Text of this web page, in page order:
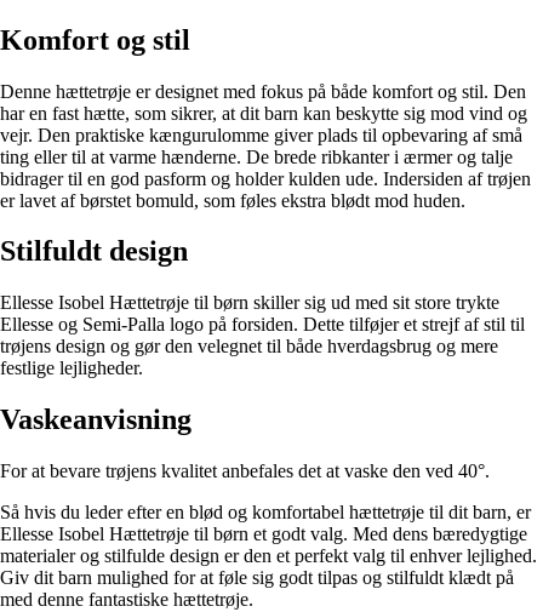
Komfort og stil
Denne hættetrøje er designet med fokus på både komfort og stil. Den
har en fast hætte, som sikrer, at dit barn kan beskytte sig mod vind og
vejr. Den praktiske kængurulomme giver plads til opbevaring af små
ting eller til at varme hænderne. De brede ribkanter i ærmer og talje
bidrager til en god pasform og holder kulden ude. Indersiden af trøjen
er lavet af børstet bomuld, som føles ekstra blødt mod huden.
Stilfuldt design
Ellesse Isobel Hættetrøje til børn skiller sig ud med sit store trykte
Ellesse og Semi-Palla logo på forsiden. Dette tilføjer et strejf af stil til
trøjens design og gør den velegnet til både hverdagsbrug og mere
festlige lejligheder.
Vaskeanvisning
For at bevare trøjens kvalitet anbefales det at vaske den ved 40°.
Så hvis du leder efter en blød og komfortabel hættetrøje til dit barn, er
Ellesse Isobel Hættetrøje til børn et godt valg. Med dens bæredygtige
materialer og stilfulde design er den et perfekt valg til enhver lejlighed.
Giv dit barn mulighed for at føle sig godt tilpas og stilfuldt klædt på
med denne fantastiske hættetrøje.